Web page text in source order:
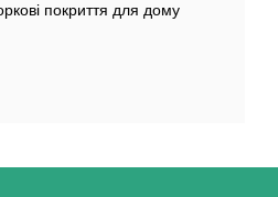
покриття для дому